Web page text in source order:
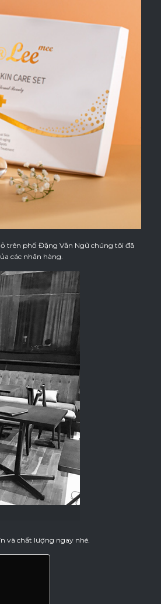
trên phố Đặng Văn Ngữ chúng tôi đã
các nhãn hàng.
và chất lượng ngay nhé.